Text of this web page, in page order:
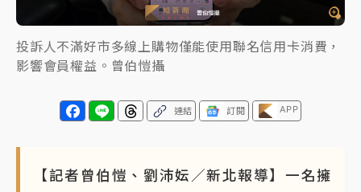
才續任就飛美國大學面試 清大校長高為元致歉：機會
到來時引起我的好奇
白海豚颱風解除海警 西南風來了！4縣市大雨特報、各
地午後雷雨
分析｜ 7月營收甫首破單月9000億元下半年續旺指
盟 兩大愛徒向他致
投訴人不滿好市多線上購物僅能使用聯名信用卡消費，
影響會員權益。曾伯愷攝
連結 訂閱 APP
【記者曾伯愷、劉沛妘／新北報導】一名擁